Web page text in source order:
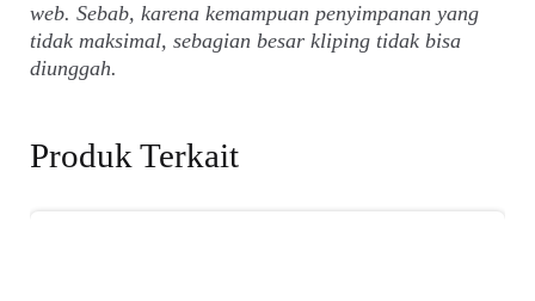
web. Sebab, karena kemampuan penyimpanan yang
tidak maksimal, sebagian besar kliping tidak bisa
diunggah.
Produk Terkait